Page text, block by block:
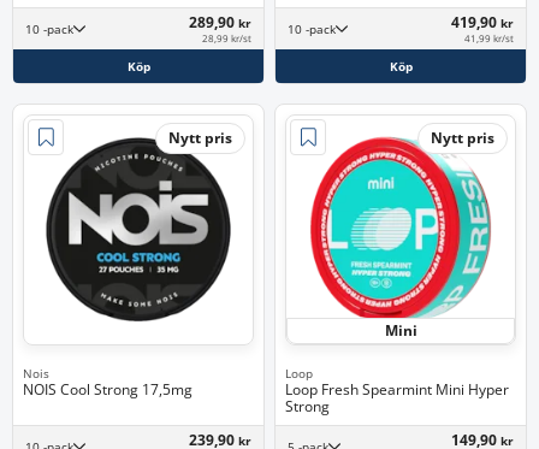
10 -pack 289,90 kr
28,99 kr/st
Köp
10 -pack 419,90 kr
41,99 kr/st
Köp
Nytt pris
Nois
NOIS Cool Strong 17,5mg
239,90 kr
Nytt pris
Mini
Loop
Loop Fresh Spearmint Mini Hyper
Strong
149,90 kr